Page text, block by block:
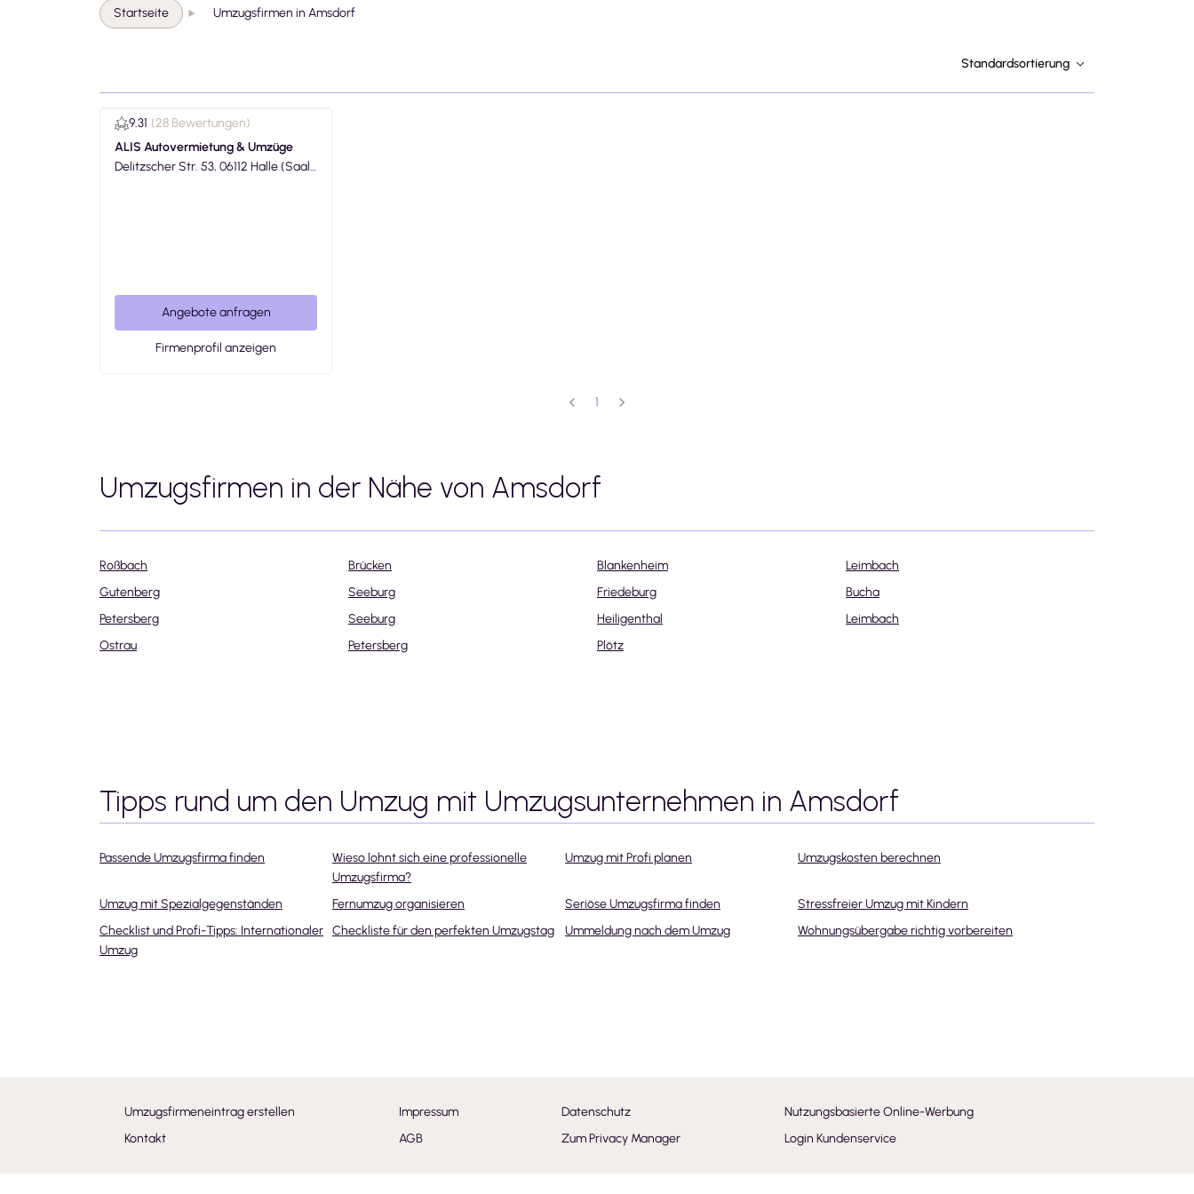
Startseite Umzugsfirmen in Amsdorf
Standardsortierung
9.31 (28 Bewertungen)
ALIS Autovermietung & Umzüge
Delitzscher Str. 53, 06112 Halle (Saal
Angebote anfragen
Firmenprofil anzeigen
1
Umzugsfirmen in der Nähe von Amsdorf
Roßbach Brücken Blankenheim
Leimbach
Gutenberg
Seeburg Friedeburg
Bucha
Petersberg
Seeburg Heiligenthal
Leimbach
Ostrau
Petersberg Plötz
Tipps rund um den Umzug mit Umzugsunternehmen in Amsdorf
Passende Umzugsfirma finden
Wieso lohnt sich eine professionelle
Umzugsfirma?
Umzug mit Profi planen Umzugskosten berechnen
Umzug mit Spezialgegenständen Fernumzug organisieren Seriöse Umzugsfirma finden
Stressfreier Umzug mit Kindern
Checklist und Profi-Tipps: Internationaler
Umzug
Checkliste für den perfekten Umzugstag Ummeldung nach dem Umzug Wohnungsübergabe richtig vorbereiten
Umzugsfirmeneintrag erstellen
Kontakt
Impressum
AGB
Datenschutz
Zum Privacy Manager
Nutzungsbasierte Online-Werbung
Login Kundenservice